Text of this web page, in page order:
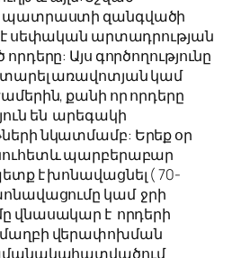
պատրաստի զանգվածի
է սեփական արտադրության
Այս գործողությունը
առավոտյան կամ
քանի որ որդերը
են արեգակի
նկատմամբ: Երեք օր
պարբերաբար
է խոնավացնել ( 70-
կամ ջրի
վնասակար է որդերի
վերափոխման